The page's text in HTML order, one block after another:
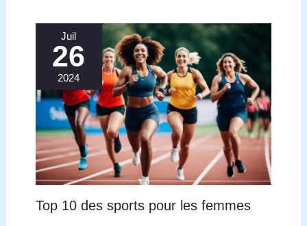
efficacement à tout moment.
Juil
26
2024
Top 10 des sports pour les femmes